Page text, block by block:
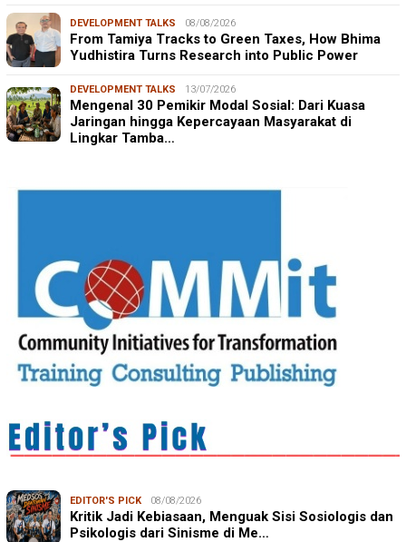
DEVELOPMENT TALKS 08/08/2026
From Tamiya Tracks to Green Taxes, How Bhima
Yudhistira Turns Research into Public Power
DEVELOPMENT TALKS 13/07/2026
Mengenal 30 Pemikir Modal Sosial: Dari Kuasa
Jaringan hingga Kepercayaan Masyarakat di
Lingkar Tamba…
EDITOR'S PICK 08/08/2026
Kritik Jadi Kebiasaan, Menguak Sisi Sosiologis dan
Psikologis dari Sinisme di Me…